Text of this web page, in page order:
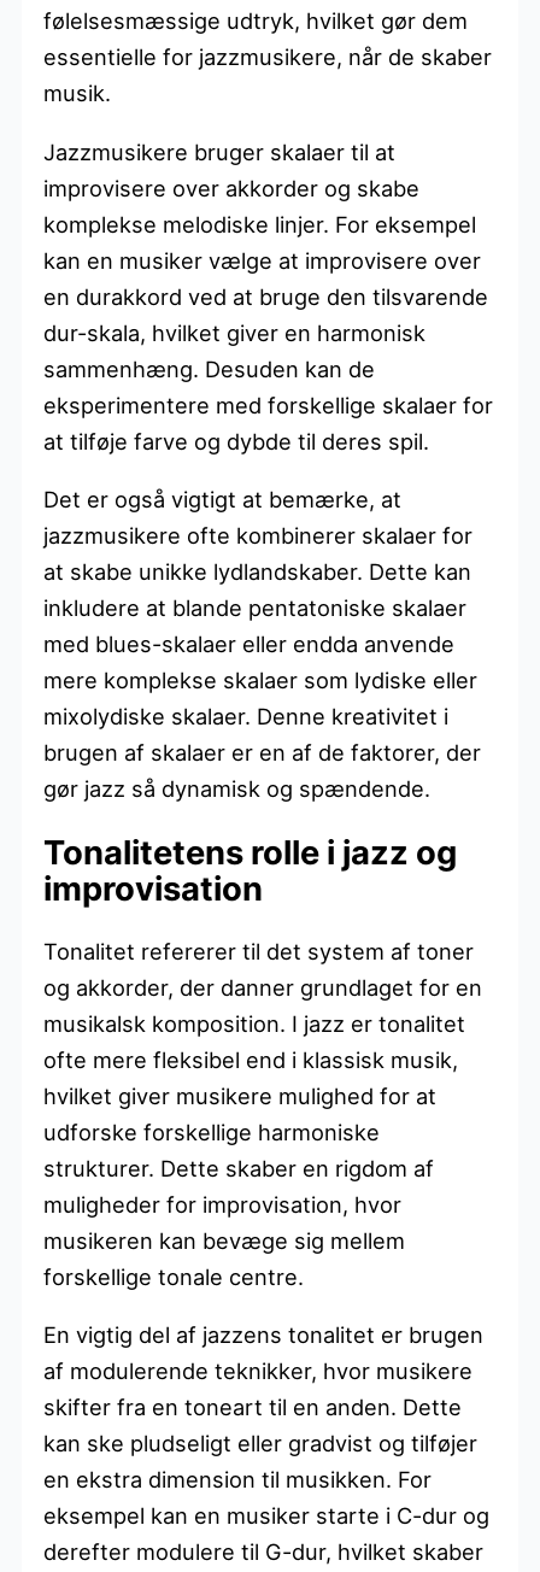
følelsesmæssige udtryk, hvilket gør dem
essentielle for jazzmusikere, når de skaber
musik.
Jazzmusikere bruger skalaer til at
improvisere over akkorder og skabe
komplekse melodiske linjer. For eksempel
kan en musiker vælge at improvisere over
en durakkord ved at bruge den tilsvarende
dur-skala, hvilket giver en harmonisk
sammenhæng. Desuden kan de
eksperimentere med forskellige skalaer for
at tilføje farve og dybde til deres spil.
Det er også vigtigt at bemærke, at
jazzmusikere ofte kombinerer skalaer for
at skabe unikke lydlandskaber. Dette kan
inkludere at blande pentatoniske skalaer
med blues-skalaer eller endda anvende
mere komplekse skalaer som lydiske eller
mixolydiske skalaer. Denne kreativitet i
brugen af skalaer er en af de faktorer, der
gør jazz så dynamisk og spændende.
Tonalitetens rolle i jazz og
improvisation
Tonalitet refererer til det system af toner
og akkorder, der danner grundlaget for en
musikalsk komposition. I jazz er tonalitet
ofte mere fleksibel end i klassisk musik,
hvilket giver musikere mulighed for at
udforske forskellige harmoniske
strukturer. Dette skaber en rigdom af
muligheder for improvisation, hvor
musikeren kan bevæge sig mellem
forskellige tonale centre.
En vigtig del af jazzens tonalitet er brugen
af modulerende teknikker, hvor musikere
skifter fra en toneart til en anden. Dette
kan ske pludseligt eller gradvist og tilføjer
en ekstra dimension til musikken. For
eksempel kan en musiker starte i C-dur og
derefter modulere til G-dur, hvilket skaber